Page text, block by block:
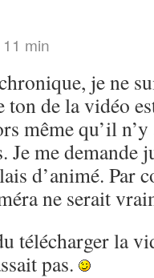
min
je ne
de la vidéo
même qu’il
Je me demande
d’animé. Par
ne serait
télécharger la
pas.